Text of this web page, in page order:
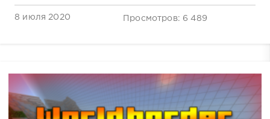
8 июля 2020 Просмотров: 6 489